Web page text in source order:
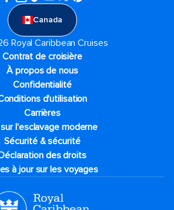
Canada
Royal Caribbean Cruises
Contrat de croisière
À propos de nous
Confidentialité
d'utilisation
Carrières
l'esclavage moderne
Sécurité & sécurité
des droits
à jour sur les voyages